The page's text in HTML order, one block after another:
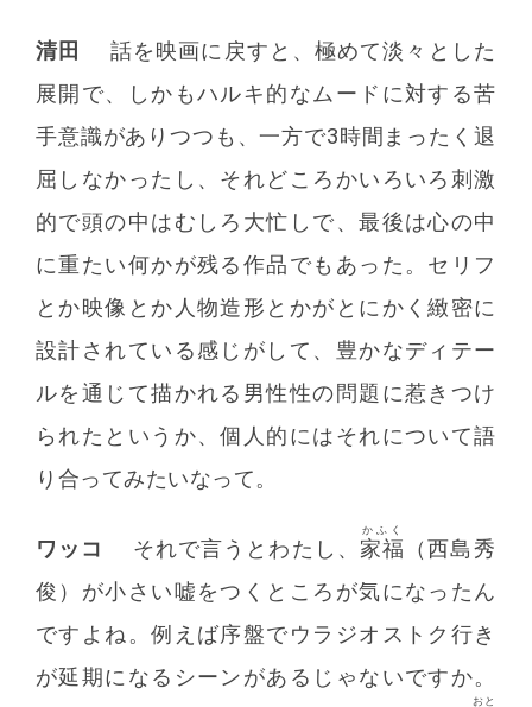
清田
話を映画に戻すと、極めて淡々とした
展開で、しかもハルキ的なムードに対する苦
手意識がありつつも、一方で3時間まったく退
屈しなかったし、それどころかいろいろ刺激
的で頭の中はむしろ大忙しで、最後は心の中
に重たい何かが残る作品でもあった。セリフ
とか映像とか人物造形とかがとにかく緻密に
設計されている感じがして、豊かなディテー
ルを通じて描かれる男性性の問題に惹きつけ
られたというか、個人的にはそれについて語
り合ってみたいなって。
ワッコ それで言うとわたし、 家福
かふく
（西島秀
俊）が小さい嘘をつくところが気になったん
ですよね。例えば序盤でウラジオストク行き
が延期になるシーンがあるじゃないですか。
おと